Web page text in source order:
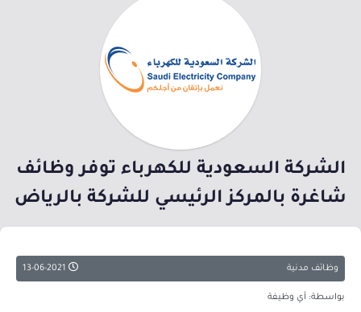
الشركة السعودية للكهرباء توفر وظائف
شاغرة بالمركز الرئيسي للشركة بالرياض
وظائف مدنية
بواسطة: أي وظيفة